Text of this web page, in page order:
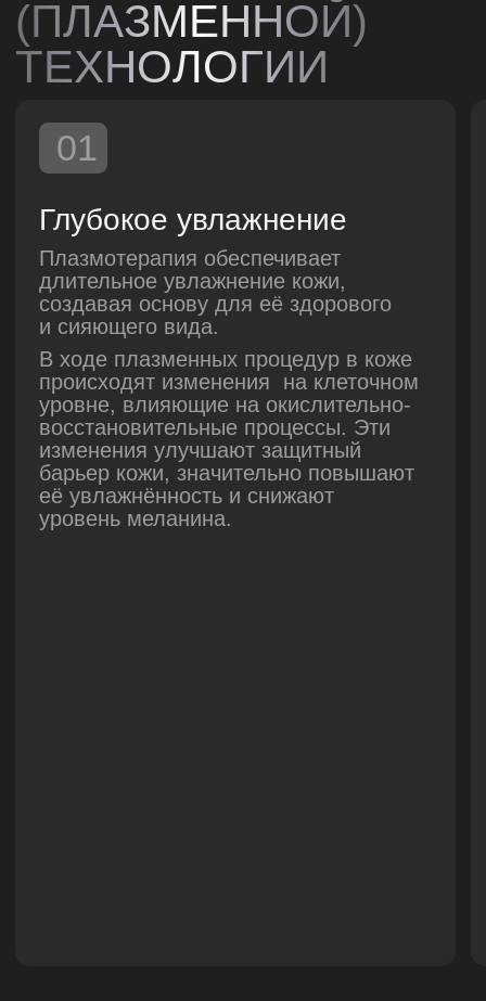
УДОБСТВО
РАБОТЫ
Надёжное партнёрство
врачей-тренеров, маркетологов, SMM-
специалистов. Вы всегда можете
обратиться к нам за поддержкой ваших
начинаний на аппарате и собственных
проектов. Мы ценим ваши результаты
и хотим поддерживать на всех этапах
развития!
Выездное обучение
Выездное обучение бесплатное
и проводится в вашей клинике. Оно
включает теоретическую и практическую
части, а также доступ к онлайн-обучению
и поддержке тренера
и профессионального сообщества, чтобы
решить актуальные вопросы.
03